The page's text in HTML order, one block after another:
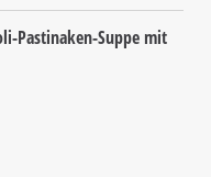
Pastinaken-Suppe mit